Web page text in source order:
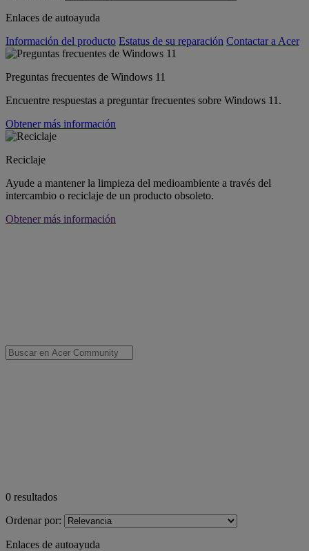
Enlaces de autoayuda
Información del producto Estatus de su reparación Contactar a Acer
Preguntas frecuentes de Windows 11
Encuentre respuestas a preguntar frecuentes sobre Windows 11.
Obtener más información
Reciclaje
Ayude a mantener la limpieza del medioambiente a través del
intercambio o reciclaje de un producto obsoleto.
Obtener más información
0 resultados
Ordenar por:
Enlaces de autoayuda